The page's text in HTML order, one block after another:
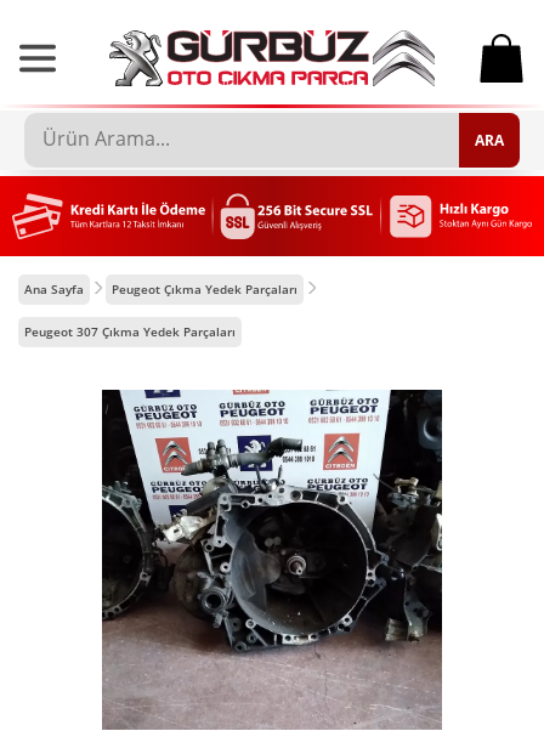
0
ARA
Ana Sayfa Peugeot Çıkma Yedek Parçaları
Peugeot 307 Çıkma Yedek Parçaları